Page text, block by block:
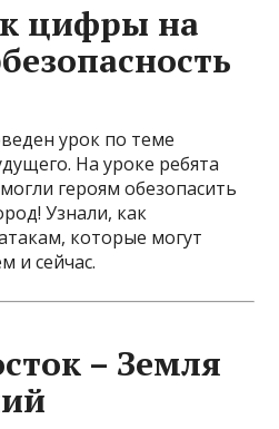
цифры на
урок по теме
На уроке ребята
героям обезопасить
Узнали, как
которые могут
и сейчас.
– Земля